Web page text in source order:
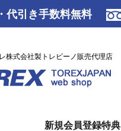
代引き手数料無料
レ株式会社製トレビーノ販売代理店
新規会員登録特典